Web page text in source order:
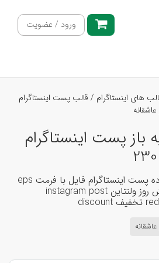
ورود / عضویت
های اینستاگرام / قالب پست اینستاگرام
باز پست اینستاگرام
دانلود قالب لایه باز آماده پست اینستاگرام فایل با فرمت eps
و ai لایه ها قابل ویرایش روز ولنتاین instagram post